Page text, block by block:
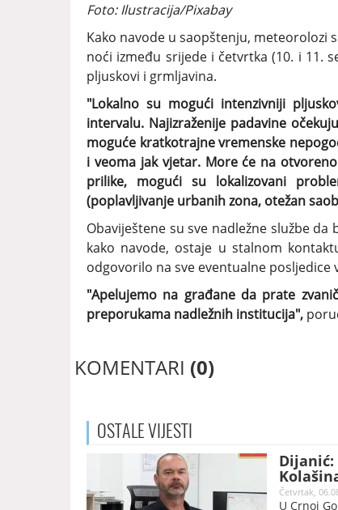
Foto: Ilustracija/Pixabay
Kako navode u saopštenju, meteorolozi
noći između srijede i četvrtka (10. i 11.
pljuskovi i grmljavina.
"Lokalno su mogući intenzivniji
intervalu. Najizraženije padavine
moguće kratkotrajne vremenske
i veoma jak vjetar. More će na
prilike, mogući su lokalizovani
(poplavljivanje urbanih zona, otežan
Obaviještene su sve nadležne službe
kako navode, ostaje u stalnom
odgovorilo na sve eventualne posljedice
"Apelujemo na građane da prate
preporukama nadležnih institucija",
KOMENTARI (0)
OSTALEVIJESTI
Četvrtak,
U Crnoj